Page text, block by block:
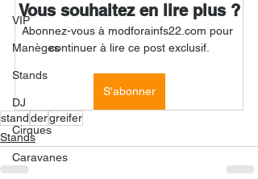
VIP
Manèges
Stands
DJ
Cirques
Caravanes
Vous souhaitez en lire plus ?
Abonnez-vous à modforainfs22.com pour
continuer à lire ce post exclusif.
S'abonner
standdergreifer
Stands